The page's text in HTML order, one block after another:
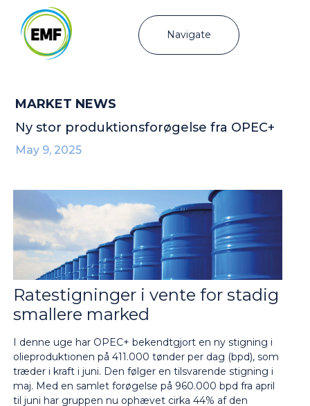
Navigate
MARKET NEWS
Ny stor produktionsforøgelse fra OPEC+
May 9, 2025
Ratestigninger i vente for stadig
smallere marked
I denne uge har OPEC+ bekendtgjort en ny stigning i
olieproduktionen på 411.000 tønder per dag (bpd), som
træder i kraft i juni. Den følger en tilsvarende stigning i
maj. Med en samlet forøgelse på 960.000 bpd fra april
til juni har gruppen nu ophævet cirka 44% af den